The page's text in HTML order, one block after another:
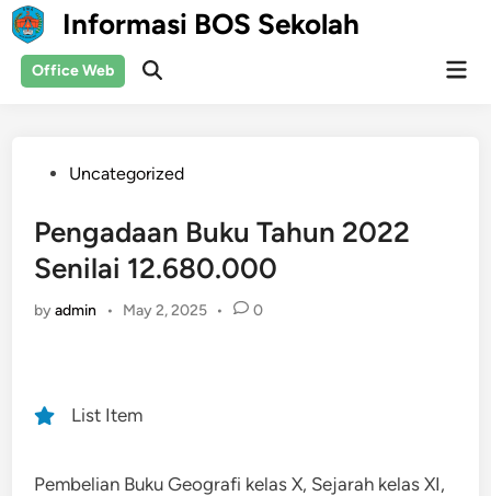
Skip
to
content
Informasi BOS Sekolah
Office Web
PostedUncategorized
Pengadaan Buku Tahun 2022
Senilai 12.680.000
byadmin • May 2, 2025 • 0
List Item
Pembelian Buku Geografi kelas X, Sejarah kelas XI,